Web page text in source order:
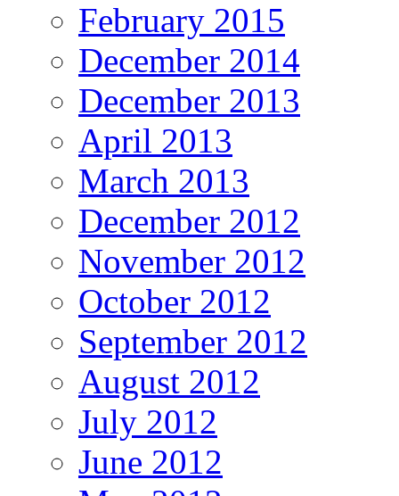
February 2015
December 2014
December 2013
April 2013
March 2013
December 2012
November 2012
October 2012
September 2012
August 2012
July 2012
June 2012